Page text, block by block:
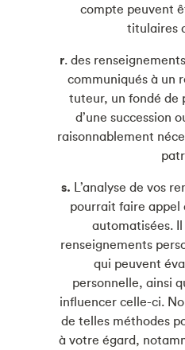
compte peuvent
titulaires
r. des
communiqués à un
tuteur, un fondé de
d’une succession
raisonnablement
s. L’analyse de vos
pourrait faire appel
automatisées.
renseignements
qui peuvent
personnelle, ainsi
influencer celle-ci.
de telles méthodes
à votre égard,